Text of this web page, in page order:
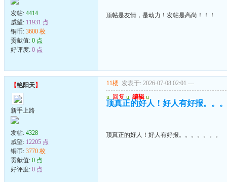
发帖: 4414
威望: 11931 点
铜币: 3600 枚
贡献值: 0 点
好评度: 0 点
顶帖是友情，是动力！发帖是高尚！！！
【艳阳天】
新手上路
发帖: 4328
威望: 12205 点
铜币: 3770 枚
贡献值: 0 点
好评度: 0 点
11楼 发表于: 2026-07-08 02:01 ---
u 回复 u 编辑 u
顶真正的好人！好人有好报。。
顶真正的好人！好人有好报。。。。。。。